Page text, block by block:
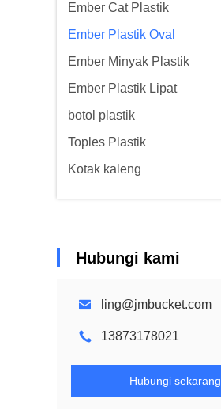
Ember Cat Plastik
Ember Plastik Oval
Ember Minyak Plastik
Ember Plastik Lipat
botol plastik
Toples Plastik
Kotak kaleng
Hubungi kami
ling@jmbucket.com
13873178021
Hubungi sekarang